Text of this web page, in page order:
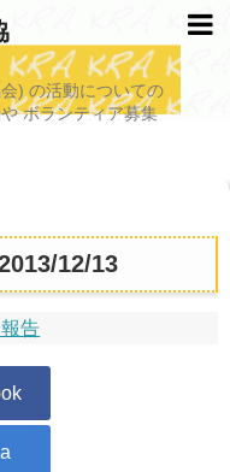
) の活動についての
ボランティア募集
12/13
告